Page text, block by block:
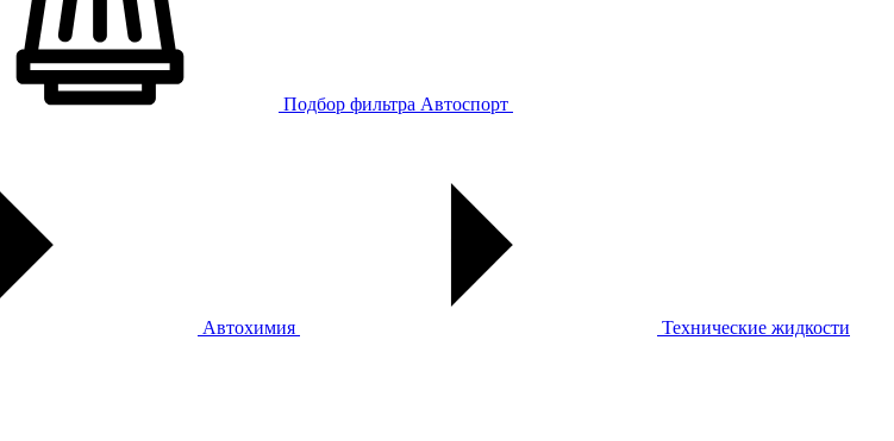
Подбор фильтра Автоспорт
Автохимия Технические жидкости